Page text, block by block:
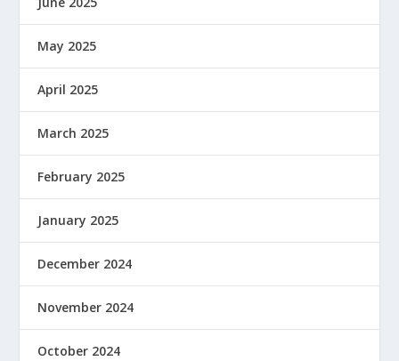
May 2025
April 2025
March 2025
February 2025
January 2025
December 2024
November 2024
October 2024